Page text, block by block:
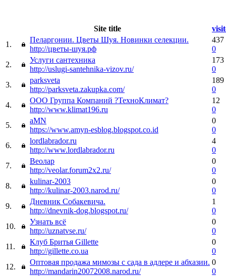
Site title
1.
Пеларгонии. Цветы Шуя. Новинки селекции.
http://цветы-шуя.рф
437
0
2.
Услуги сантехника
http://uslugi-santehnika-vizov.ru/
173
0
3.
parksveta
http://parksveta.zakupka.com/
189
0
4.
ООО Группа Компаний ?ТехноКлимат?
http://www.klimat196.ru
12
0
5.
aMN
https://www.amyn-esblog.blogspot.co.id
0
0
6.
lordlabrador.ru
http://www.lordlabrador.ru
4
0
7.
Веолар
http://veolar.forum2x2.ru/
0
0
8.
kulinar-2003
http://kulinar-2003.narod.ru/
0
0
9.
Дневник Собакевича.
http://dnevnik-dog.blogspot.ru/
1
0
10.
Узнать всё
http://uznatvse.ru/
0
0
11.
Клуб Бритья Gillette
http://gillette.co.ua
0
0
12.
Оптовая продажа мимозы с сада в адлере и абхазии.
http://mandarin20072008.narod.ru/
0
0